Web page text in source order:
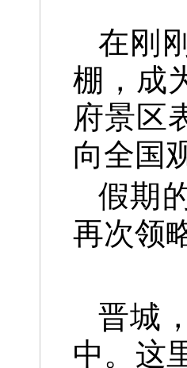
在刚
棚，成
府景区
向全国
假期
再次领
晋城
中。这